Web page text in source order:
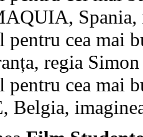
Spania,
pentru cea mai
regia
pentru cea mai
Belgia,